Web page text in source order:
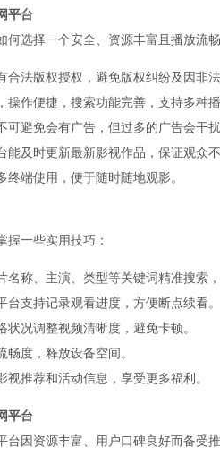
平台
何选择一个安全、资源丰富且播放流
合法版权授权，避免版权纠纷及因非
操作便捷，搜索功能完善，支持多种
可避免会有广告，但过多的广告会干
能及时更新最新影视作品，保证观众
端使用，便于随时随地观影。
握一些实用技巧：
名称、主演、类型等关键词精准搜索
台支持记录观看进度，方便断点续看。
状况调整视频清晰度，避免卡顿。
畅度，释放设备空间。
视推荐和活动信息，享受更多福利。
平台
台因资源丰富、用户口碑良好而备受